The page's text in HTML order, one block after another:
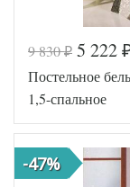
Код товара
444-
Артикул
Ткань
Размер
пододеяльника
Размер
простыни
9 830₽ 5 222
Постельное
1,5-спальное
-47%